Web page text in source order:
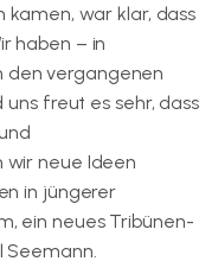
kamen, war klar, dass
haben – in
den vergangenen
freut es sehr, dass
neue Ideen
in jüngerer
ein neues Tribünen-
Seemann.